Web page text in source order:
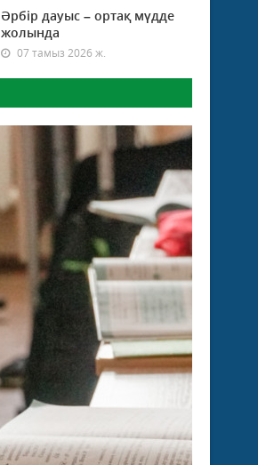
Әрбір дауыс – ортақ мүдде
жолында
07 тамыз 2026 ж.